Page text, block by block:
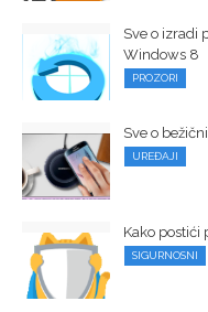
Sve o izradi
Windows 8
PROZORI
Sve o
UREĐAJI
Kako postići
SIGURNOSNI